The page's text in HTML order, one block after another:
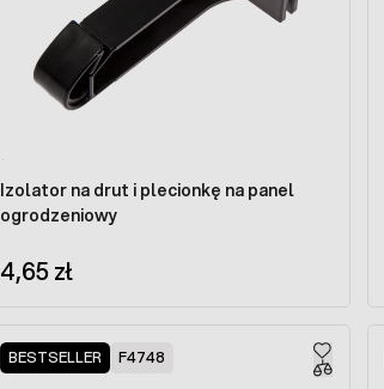
Izolator na drut i plecionkę na panel
ogrodzeniowy
4,65 zł
BESTSELLER F4748